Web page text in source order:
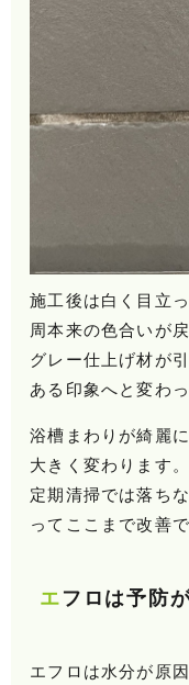
施工後は白く目立
周本来の色合いが戻
グレー仕上げ材が
ある印象へと変わっ
浴槽まわりが綺麗
大きく変わります。
定期清掃では落ち
ってここまで改善
エフロは予防が難しいからこそ早めの対策
エフロは水分が原